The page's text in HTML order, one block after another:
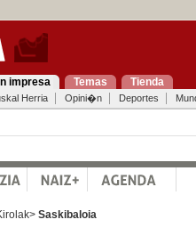
impresa Temas Tienda
Herria Opini�n Deportes
Saskibaloia